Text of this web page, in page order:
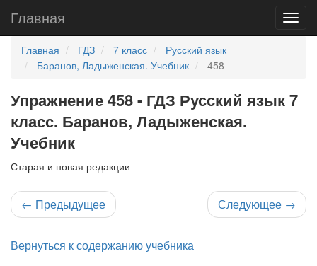
Главная
Главная ГДЗ 7 класс
Русский язык
Баранов, Ладыженская. Учебник
458
Упражнение 458 - ГДЗ Русский язык 7
класс. Баранов, Ладыженская.
Учебник
Старая и новая редакции
← Предыдущее Следующее →
Вернуться к содержанию учебника